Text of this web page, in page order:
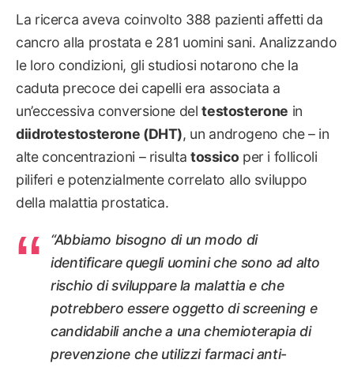
La ricerca aveva coinvolto 388 pazienti affetti da
cancro alla prostata e 281 uomini sani. Analizzando
le loro condizioni, gli studiosi notarono che la
caduta precoce dei capelli era associata a
un’eccessiva conversione deltestosterone in
diidrotestosterone (DHT), un androgeno che – in
alte concentrazioni – risulta tossico per i follicoli
piliferi e potenzialmente correlato allo sviluppo
della malattia prostatica.
“Abbiamo bisogno di un modo di
identificare quegli uomini che sono ad alto
rischio di sviluppare la malattia e che
potrebbero essere oggetto di screening e
candidabili anche a una chemioterapia di
prevenzione che utilizzi farmaci anti-